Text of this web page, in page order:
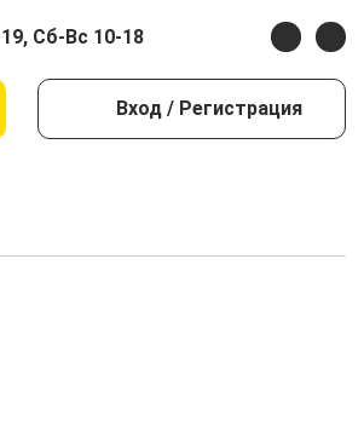
Сб-Вс 10-18
Вход / Регистрация